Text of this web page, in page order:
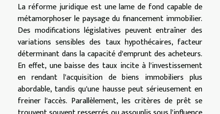
La réforme juridique est une lame de fond capable de
métamorphoser le paysage du financement immobilier.
Des modifications législatives peuvent entraîner des
variations sensibles des taux hypothécaires, facteur
déterminant dans la capacité d'emprunt des acheteurs.
En effet, une baisse des taux incite à l'investissement
en rendant l'acquisition de biens immobiliers plus
abordable, tandis qu'une hausse peut sérieusement en
freiner l'accès. Parallèlement, les critères de prêt se